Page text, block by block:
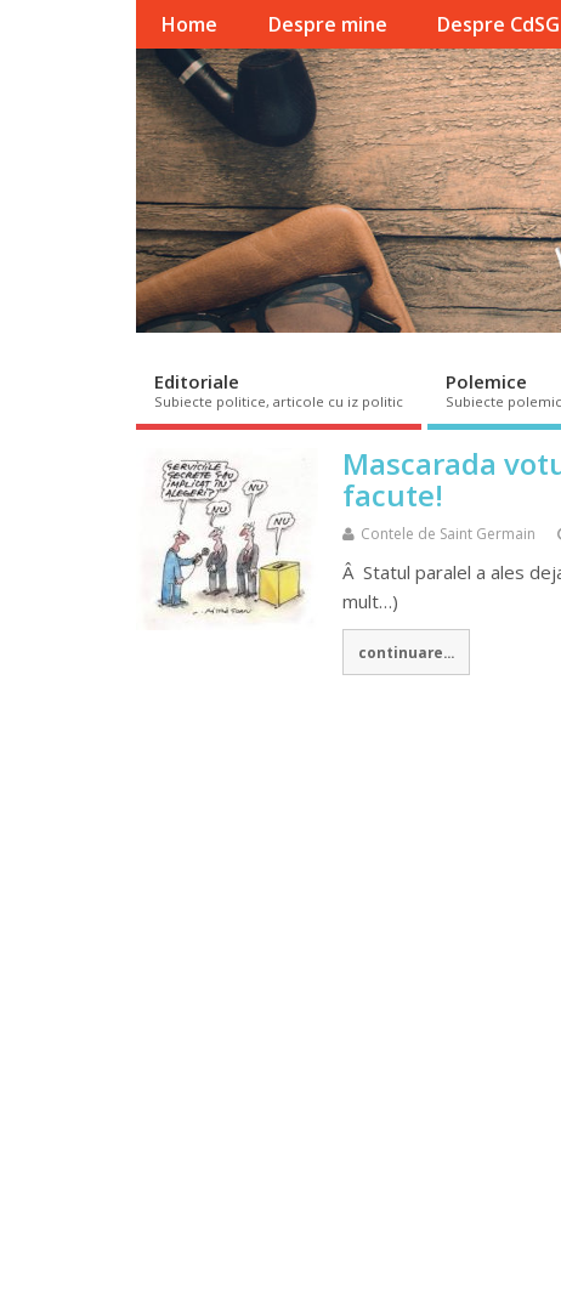
Home Despre mine Despre CdSG
Editoriale
Subiecte politice, articole cu iz politic
Polemice
Subiecte
Mascarada
facute!
Contele de Saint Germain
Â Statul paralel a ales
mult…)
continuare...